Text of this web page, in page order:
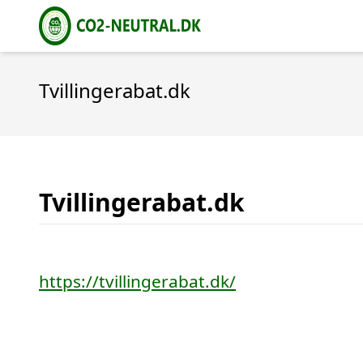
Tvillingerabat.dk
Tvillingerabat.dk
https://tvillingerabat.dk/